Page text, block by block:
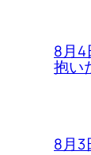
8月4
抱い
8月3